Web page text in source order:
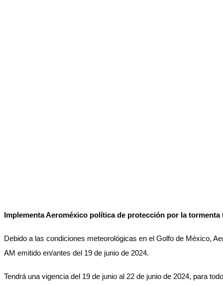
Implementa Aeroméxico política de protección por la
Debido a las condiciones meteorológicas en el Golfo de México,
AM emitido en/antes del 19 de junio de 2024.
Tendrá una vigencia del 19 de junio al 22 de junio de 2024, para